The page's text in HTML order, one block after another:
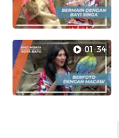
01:34